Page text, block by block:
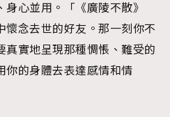
心並用。「《廣陵不散》
懷念去世的好友。那一刻你不
真實地呈現那種惆悵、難受的
你的身體去表達感情和情